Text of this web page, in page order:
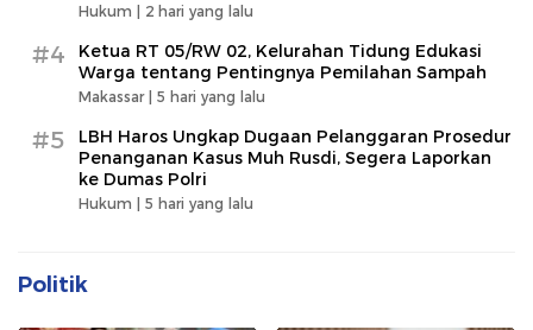
Hukum | 2 hari yang lalu
#4
Ketua RT 05/RW 02, Kelurahan Tidung Edukasi
Warga tentang Pentingnya Pemilahan Sampah
Makassar | 5 hari yang lalu
#5
LBH Haros Ungkap Dugaan Pelanggaran Prosedur
Penanganan Kasus Muh Rusdi, Segera Laporkan
ke Dumas Polri
Hukum | 5 hari yang lalu
Politik